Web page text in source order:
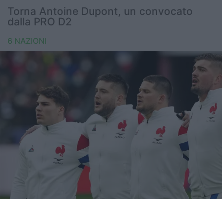
Nazionali giovanili
FIR
6 Nazioni
United Rugby Championship
Top14
Premiership
Champions Cup
Torna Antoine Dupont, un convocato
dalla PRO D2
6 NAZIONI